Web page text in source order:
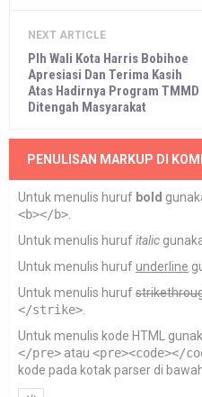
NEXT ARTICLE
Plh Wali Kota Harris Bobihoe
Apresiasi Dan Terima Kasih
Atas Hadirnya Program TMMD
Ditengah Masyarakat
PENULISAN MARKUP DI
Untuk menulis huruf bold
<b></b>
Untuk menulis hurufitalic
Untuk menulis hurufunderline
Untuk menulis huruf
</strike>
Untuk menulis kode HTML
</pre> atau <pre><code></
kode pada kotak parser di